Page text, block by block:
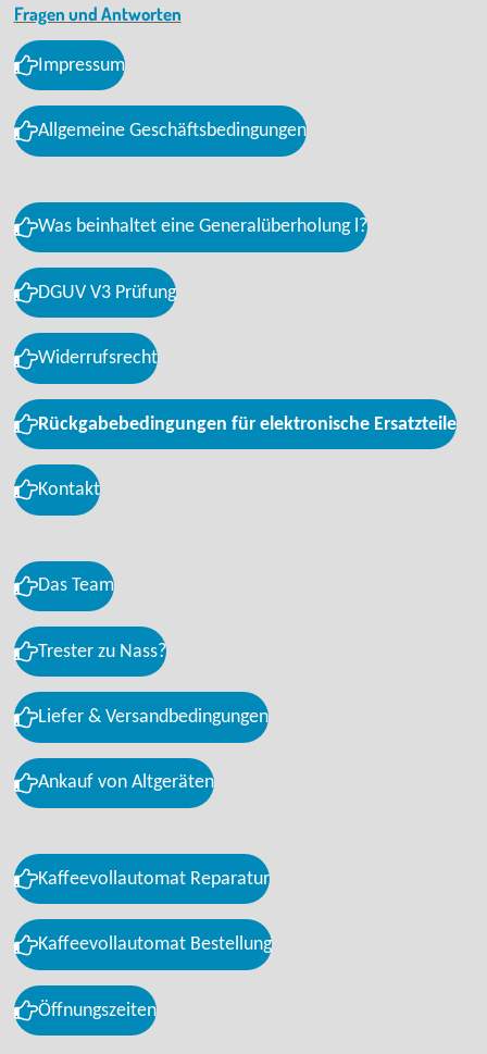
Fragen und Antworten
Impressum
Allgemeine Geschäftsbedingungen
Was beinhaltet eine Generalüberholung l?
DGUV V3 Prüfung
Widerrufsrecht
Rückgabebedingungen für elektronische Ersatzteile
Kontakt
Das Team
Trester zu Nass?
Liefer & Versandbedingungen
Ankauf von Altgeräten
Kaffeevollautomat Reparatur
Kaffeevollautomat Bestellung
Öffnungszeiten